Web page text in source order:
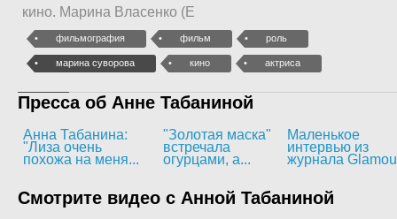
кино. Марина Власенко (Е
фильмография фильм роль
марина суворова кино актриса
Пресса об Анне Табаниной
Анна Табанина:
"Лиза очень
похожа на меня...
"Золотая маска"
встречала
огурцами, а...
Маленькое
интервью из
журнала
Смотрите видео с Анной Табаниной